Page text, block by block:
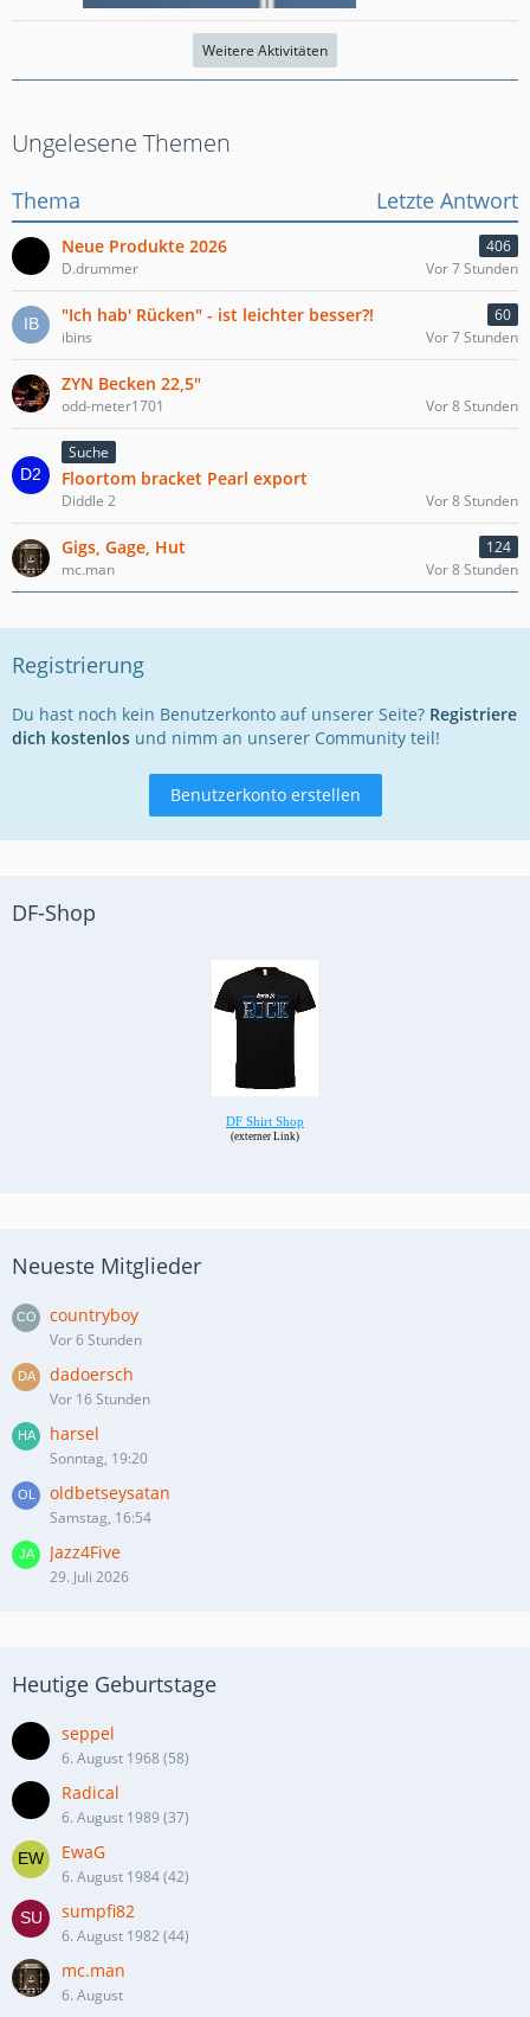
Weitere Aktivitäten
Ungelesene Themen
Thema Letzte Antwort
Neue Produkte 2026
406
D.drummer
Vor 7 Stunden
"Ich hab' Rücken" - ist leichter besser?!
60
ibins
Vor 7 Stunden
ZYN Becken 22,5"
odd-meter1701 Vor 8 Stunden
Suche
Floortom bracket Pearl export
Diddle 2 Vor 8 Stunden
Gigs, Gage, Hut
124
mc.man
Vor 8 Stunden
Registrierung
Du hast noch kein Benutzerkonto auf unserer Seite? Registriere
dich kostenlos und nimm an unserer Community teil!
Benutzerkonto erstellen
DF-Shop
Neueste Mitglieder
countryboy
Vor 6 Stunden
dadoersch
Vor 16 Stunden
harsel
Sonntag, 19:20
oldbetseysatan
Samstag, 16:54
Jazz4Five
29. Juli 2026
Heutige Geburtstage
seppel
6. August 1968 (58)
Radical
6. August 1989 (37)
EwaG
6. August 1984 (42)
sumpfi82
6. August 1982 (44)
mc.man
6. August